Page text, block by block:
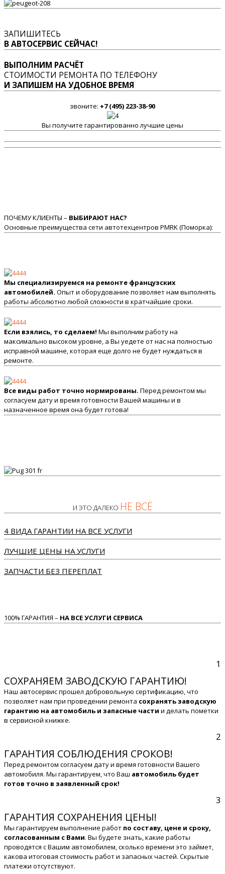
ЗАПИШИТЕСЬ
В АВТОСЕРВИС СЕЙЧАС!
ВЫПОЛНИМ РАСЧЁТ
СТОИМОСТИ РЕМОНТА ПО ТЕЛЕФОНУ
И ЗАПИШЕМ НА УДОБНОЕ ВРЕМЯ
звоните: +7 (495) 223-38-90
Вы получите гарантированно лучшие цены
ПОЧЕМУ КЛИЕНТЫ – ВЫБИРАЮТ НАС?
Основные преимущества сети автотехцентров PMRK (Поморка):
Мы специализируемся на ремонте французских
автомобилей. Опыт и оборудование позволяет нам выполнять
работы абсолютно любой сложности в кратчайшие сроки.
Если взялись, то сделаем! Мы выполним работу на
максимально высоком уровне, а Вы уедете от нас на полностью
исправной машине, которая еще долго не будет нуждаться в
ремонте.
Все виды работ точно нормированы. Перед ремонтом мы
согласуем дату и время готовности Вашей машины и в
назначенное время она будет готова!
И ЭТО ДАЛЕКО НЕ ВСЁ
4 ВИДА ГАРАНТИИ НА ВСЕ УСЛУГИ
ЛУЧШИЕ ЦЕНЫ НА УСЛУГИ
ЗАПЧАСТИ БЕЗ ПЕРЕПЛАТ
100% ГАРАНТИЯ – НА ВСЕ УСЛУГИ СЕРВИСА
1
СОХРАНЯЕМ ЗАВОДСКУЮ ГАРАНТИЮ!
Наш автосервис прошел добровольную сертификацию, что
позволяет нам при проведении ремонта сохранять заводскую
гарантию на автомобиль и запасные части и делать пометки
в сервисной книжке.
2
ГАРАНТИЯ СОБЛЮДЕНИЯ СРОКОВ!
Перед ремонтом согласуем дату и время готовности Вашего
автомобиля. Мы гарантируем, что Ваш автомобиль будет
готов точно в заявленный срок!
3
ГАРАНТИЯ СОХРАНЕНИЯ ЦЕНЫ!
Мы гарантируем выполнение работ по составу, цене и сроку,
согласованным с Вами. Вы будете знать, какие работы
проводятся с Вашим автомобилем, сколько времени это займет,
какова итоговая стоимость работ и запасных частей. Скрытые
платежи отсутствуют.